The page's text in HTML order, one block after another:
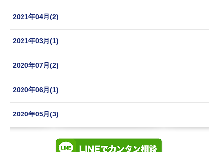
2021年04月(2)
2021年03月(1)
2020年07月(2)
2020年06月(1)
2020年05月(3)